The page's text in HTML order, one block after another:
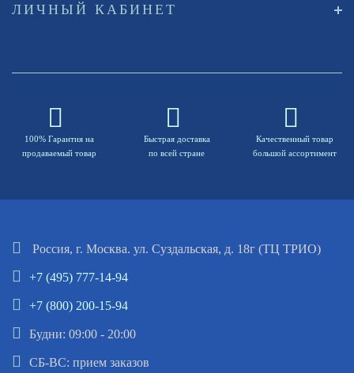
ЛИЧНЫЙ КАБИНЕТ
100% Гарантия на
продаваемый товар
Быстрая доставка
по всей стране
Качественный товар
большой ассортимент
Россия, г. Москва. ул. Суздальская, д. 18г (ТЦ ТРИО)
+7 (495) 777-14-94
+7 (800) 200-15-94
Будни: 09:00 - 20:00
СБ-ВС: прием заказов